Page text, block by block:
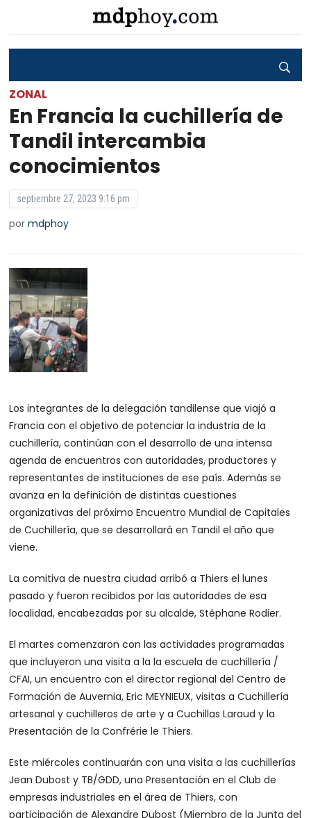
ZONAL
En Francia la cuchillería de
Tandil intercambia
conocimientos
septiembre 27, 2023 9:16 pm
pormdphoy
Los integrantes de la delegación tandilense que viajó a
Francia con el objetivo de potenciar la industria de la
cuchillería, continúan con el desarrollo de una intensa
agenda de encuentros con autoridades, productores y
representantes de instituciones de ese país. Además se
avanza en la definición de distintas cuestiones
organizativas del próximo Encuentro Mundial de Capitales
de Cuchillería, que se desarrollará en Tandil el año que
viene.
La comitiva de nuestra ciudad arribó a Thiers el lunes
pasado y fueron recibidos por las autoridades de esa
localidad, encabezadas por su alcalde, Stéphane Rodier.
El martes comenzaron con las actividades programadas
que incluyeron una visita a la la escuela de cuchillería /
CFAI, un encuentro con el director regional del Centro de
Formación de Auvernia, Eric MEYNIEUX, visitas a Cuchillería
artesanal y cuchilleros de arte y a Cuchillas Laraud y la
Presentación de la Confrérie le Thiers.
Este miércoles continuarán con una visita a las cuchillerías
Jean Dubost y TB/GDD, una Presentación en el Club de
empresas industriales en el área de Thiers, con
participación de Alexandre Dubost (Miembro de la Junta del